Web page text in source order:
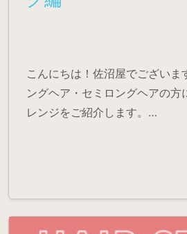
こんにちは！佐沼屋でございま
ングヘア・セミロングヘアの方
レンジをご紹介します。…